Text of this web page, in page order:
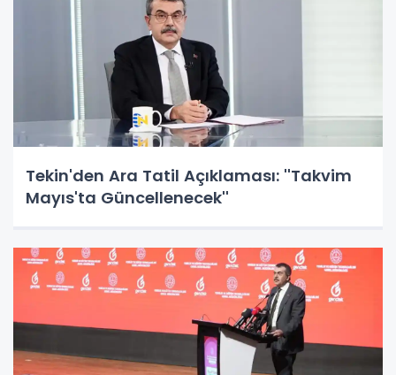
Tekin'den Ara Tatil Açıklaması: ''Takvim
Mayıs'ta Güncellenecek''